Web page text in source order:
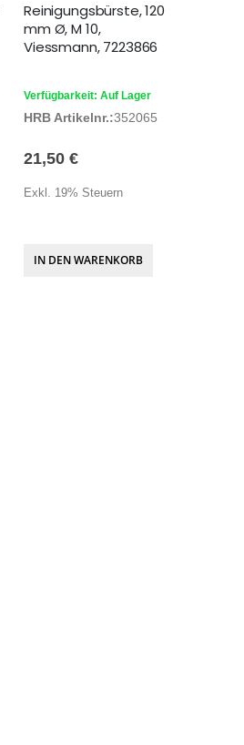
Reinigungsbürste, 120
mm Ø, M 10,
Viessmann, 7223866
Verfügbarkeit: Auf Lager
HRB Artikelnr.:352065
21,50 €
Exkl. 19% Steuern
IN DEN WARENKORB